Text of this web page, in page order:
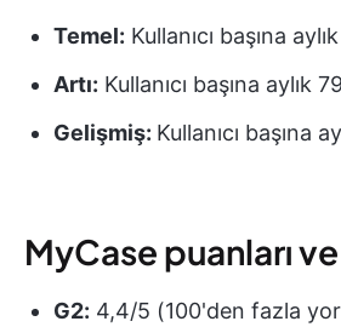
Temel: Kullanıcı başına
Artı: Kullanıcı başına aylık
Gelişmiş: Kullanıcı başına
MyCase puanları
G2: 4,4/5 (100'den fazla